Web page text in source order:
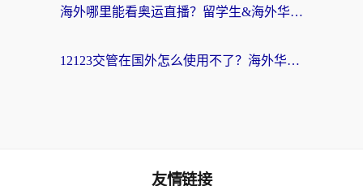
海外哪里能看奥运直播？留学生&海外华人必看的体育赛事观赛终极指南
12123交管在国外怎么使用不了？海外华人必看的无缝访问国内资源指南
友情链接